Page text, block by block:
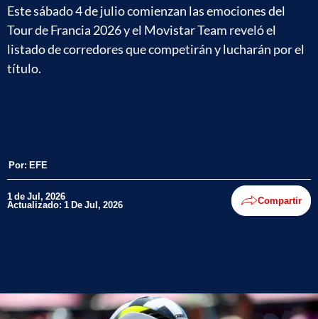
Este sábado 4 de julio comienzan las emociones del
Tour de Francia 2026 y el Movistar Team reveló el
listado de corredores que competirán y lucharán por el
título.
Por: EFE
1 de Jul, 2026
Actualizado: 1 De Jul, 2026 Compartir